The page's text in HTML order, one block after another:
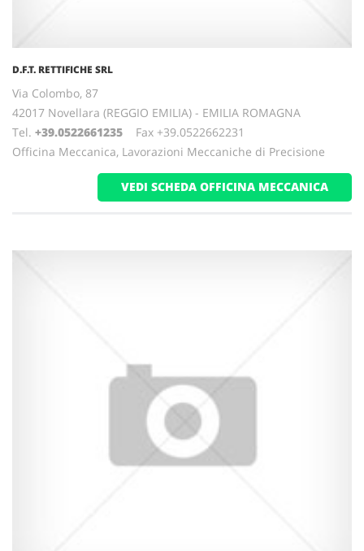
D.F.T. RETTIFICHE SRL
Via Colombo, 87
42017 Novellara (REGGIO EMILIA) - EMILIA ROMAGNA
Tel. +39.0522661235 Fax +39.0522662231
Officina Meccanica, Lavorazioni Meccaniche di Precisione
VEDI SCHEDA OFFICINA MECCANICA